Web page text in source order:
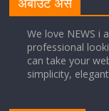
We love NEWS i
professional
can take your
simplicity,